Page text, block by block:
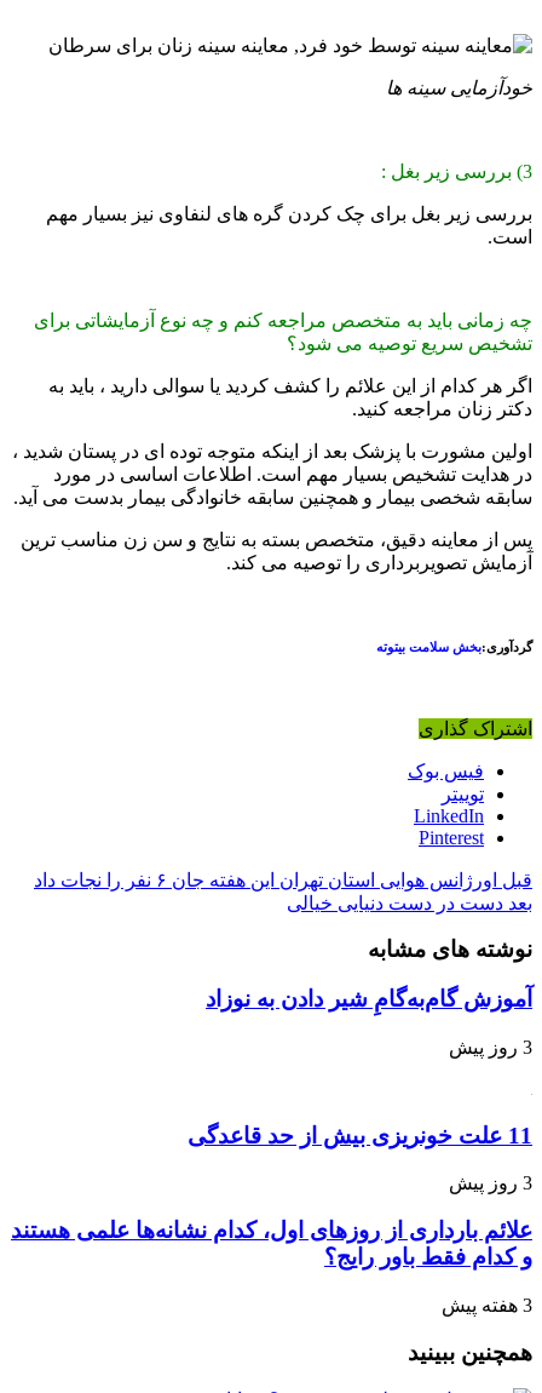
خودآزمایی سینه ها
3) بررسی زیر بغل :
بررسی زیر بغل برای چک کردن گره های لنفاوی نیز بسیار مهم
است.
چه زمانی باید به متخصص مراجعه کنم و چه نوع آزمایشاتی برای
تشخیص سریع توصیه می شود؟
اگر هر کدام از این علائم را کشف کردید یا سوالی دارید ، باید به
دکتر زنان مراجعه کنید.
اولین مشورت با پزشک بعد از اینکه متوجه توده ای در پستان شدید ،
در هدایت تشخیص بسیار مهم است. اطلاعات اساسی در مورد
سابقه شخصی بیمار و همچنین سابقه خانوادگی بیمار بدست می آید.
پس از معاینه دقیق، متخصص بسته به نتایج و سن زن مناسب ترین
آزمایش تصویربرداری را توصیه می کند.
گردآوری:بخش سلامت بیتوته
اشتراک گذاری
فیس بوک
توییتر
LinkedIn
Pinterest
قبل اورژانس هوایی استان تهران این هفته جان ۶ نفر را نجات داد
بعد دست در دست دنیایی خیالی
نوشته های مشابه
آموزش گام‌به‌گامِ شیر دادن به نوزاد
3 روز پیش
11 علت خونریزی بیش از حد قاعدگی
3 روز پیش
علائم بارداری از روزهای اول، کدام نشانه‌ها علمی هستند
و کدام فقط باور رایج؟
3 هفته پیش
همچنین ببینید